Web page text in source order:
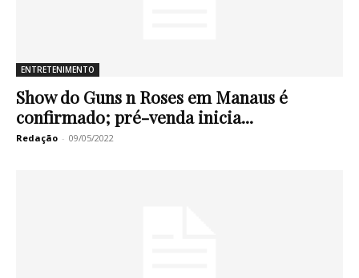
ENTRETENIMENTO
Show do Guns n Roses em Manaus é
confirmado; pré-venda inicia...
Redação - 09/05/2022